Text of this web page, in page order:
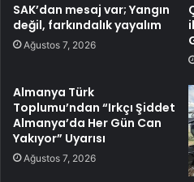
SAK’dan mesaj var; Yangın
değil, farkındalık yayalım
Ağustos 7, 2026
Almanya Türk
Toplumu’ndan “Irkçı Şiddet
Almanya’da Her Gün Can
Yakıyor” Uyarısı
Ağustos 7, 2026